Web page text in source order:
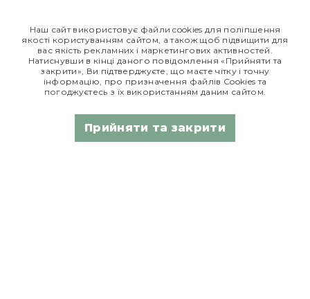
Едем Таблетки
РП МОЗ України
№ UA/8360/01/01
від 19.03.2018
Едем сироп
РП МОЗ України
№ UA/7746/01/01
від 12.09.18
Наш сайт використовує файли cookies для поліпшення
якості користуванням сайтом, а також щоб підвищити для
вас якість рекламних і маркетингових активностей.
Натиснувши в кінці даного повідомлення «Прийняти та
закрити», Ви підтверджуєте, що маєте чітку і точну
інформацію, про призначення файлів Сookies та
погоджуєтесь з їх використанням даним сайтом.
Прийняти та закрити